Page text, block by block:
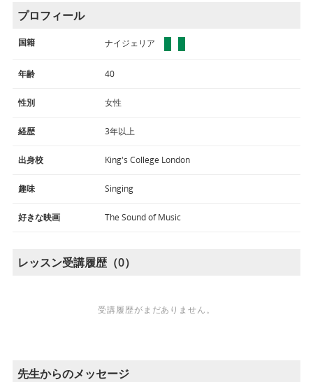
プロフィール
国籍 ナイジェリア
年齢 40
性別 女性
経歴 3年以上
出身校 King's College London
趣味 Singing
好きな映画 The Sound of Music
レッスン受講履歴（0）
受講履歴がまだありません。
先生からのメッセージ